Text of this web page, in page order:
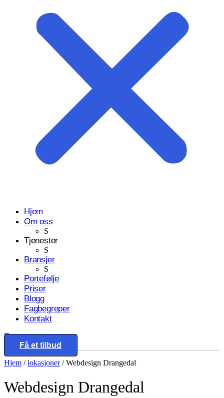
Hjem
Om oss
S
Tjenester
S
Bransjer
S
Portefølje
Priser
Blogg
Fagbegreper
Kontakt
Eng
Få et tilbud
Start prosjektet ditt med oss
Klar til å gjøre ideen din om til en kraftfull digital opplevelse?
Hjem /lokasjoner/Webdesign Drangedal
Webdesign Drangedal